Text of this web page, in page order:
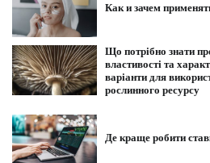
Как и зачем
Що потрібно знати
властивості та
варіанти для
рослинного ресурсу
Де краще робити